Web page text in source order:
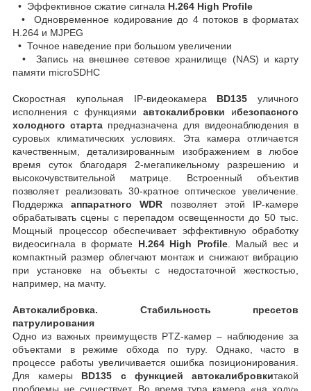
• Эффективное сжатие сигнала Н.264 High Profile
• Одновременное кодирование до 4 потоков в форматах
Н.264 и MJPEG
• Точное наведение при большом увеличении
• Запись на внешнее сетевое хранилище (NAS) и карту
памяти microSDHC
Скоростная купольная IP-видеокамера BD135 уличного
исполнения с функциями автокалибровки ибезопасного
холодного старта предназначена для видеонаблюдения в
суровых климатических условиях. Эта камера отличается
качественным, детализированным изображением в любое
время суток благодаря 2-мегапикельному разрешению и
высокочувствительной матрице. Встроенный объектив
позволяет реализовать 30-кратное оптическое увеличение.
Поддержкааппаратного WDR позволяет этой IP-камере
обрабатывать сцены с перепадом освещенности до 50 тыс.
Мощный процессор обеспечивает эффективную обработку
видеосигнала в формате Н.264 High Profile. Малый вес и
компактный размер облегчают монтаж и снижают вибрацию
при установке на объекты с недостаточной жесткостью,
например, на мачту.
Автокалибровка. Стабильность пресетов
патрулирования
Одно из важных преимуществ PTZ-камер – наблюдение за
объектами в режиме обхода по туру. Однако, часто в
процессе работы увеличивается ошибка позиционирования.
Для камеры BD135 с функцией автокалибровкитакой
проблемы не существует. Во время тура камера «на ходу»